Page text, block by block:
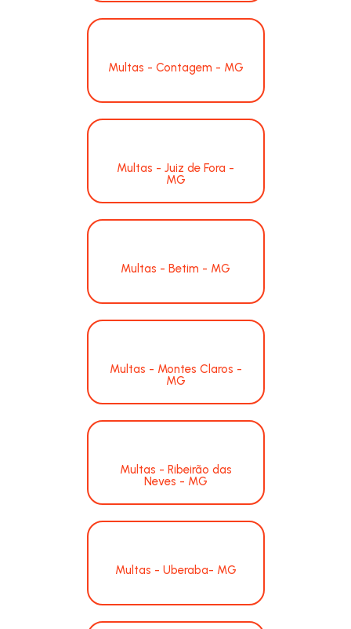
Multas - Contagem - MG
Multas - Juiz de Fora -
MG
Multas - Betim - MG
Multas - Montes Claros -
MG
Multas - Ribeirão das
Neves - MG
Multas - Uberaba- MG